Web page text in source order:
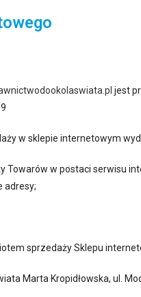
jest
w sklepie internetowym
Towarów w postaci serwisu
adresy;
sprzedaży Sklepu
Marta Kropidłowska, ul.